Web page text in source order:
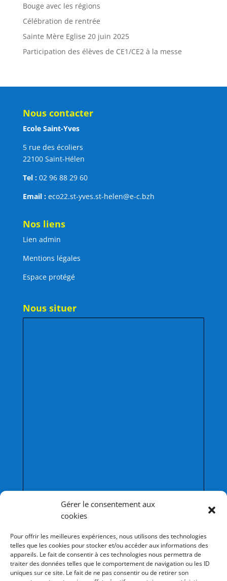
Gérer le consentement aux
cookies
Pour offrir les meilleures expériences, nous utilisons des technologies
telles que les cookies pour stocker et/ou accéder aux informations des
appareils. Le fait de consentir à ces technologies nous permettra de
traiter des données telles que le comportement de navigation ou les ID
uniques sur ce site. Le fait de ne pas consentir ou de retirer son
Bouge avec les régions
Célébration de rentrée
Sainte Mère Eglise 20 juin 2025
Participation des élèves de CE1/CE2 à la messe
Nous contacter
Ecole Saint-Yves
5 rue des écoliers
22100 Saint-Hélen
Tel :02 96 88 29 60
Email :eco22.st-yves.st-helen@e-c.bzh
Nos liens
Lien admin
Mentions légales
Espace protégé
Nous situer
Afficher une carte plus grande